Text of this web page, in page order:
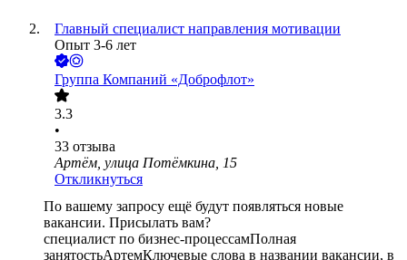
Главный специалист направления мотивации
Опыт 3-6 лет
Группа Компаний «Доброфлот»
3.3
•
33 отзыва
Артём, улица Потёмкина, 15
Откликнуться
По вашему запросу ещё будут появляться новые
вакансии. Присылать вам?
специалист по бизнес-процессамПолная
занятостьАртемКлючевые слова в названии вакансии, в